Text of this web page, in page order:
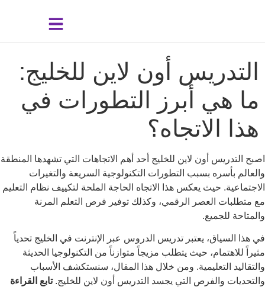
التدريس أون لاين للخليج:
ما هي أبرز التطورات في
هذا الاتجاه؟
اصبح التدريس أون لاين للخليج أحد أهم الاتجاهات التي تشهدها المنطقة
والعالم بأسره بسبب التطورات التكنولوجية السريعة والتغيرات
الاجتماعية. حيث يعكس هذا الاتجاه الحاجة الملحة لتكييف نظام التعليم
مع متطلبات العصر الرقمي، وكذلك توفير فرص التعلم المرنة
والمتاحة للجميع.
في هذا السياق، يعتبر تدريس الدروس عبر الإنترنت في الخليج تحدياً
مثيراً للاهتمام، حيث يتطلب مزيجاً متوازناً من التكنولوجيا الحديثة
والتقاليد التعليمية. ومن خلال هذا المقال، سنستكشف الأسباب
والتحديات والفرص التي يجسد التدريس أون لاين للخليج.تابع القراءة